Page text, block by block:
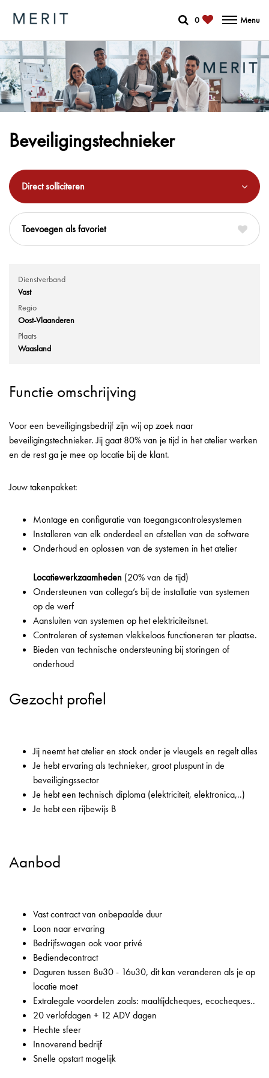
0 Menu
Beveiligingstechnieker
Direct solliciteren
favoriet
Dienstverband
Vast
Regio
Oost-Vlaanderen
Plaats
Waasland
Functie omschrijving
Voor een beveiligingsbedrijf zijn wij op zoek naar
beveiligingstechnieker. Jij gaat 80% van je tijd in het atelier werken
en de rest ga je mee op locatie bij de klant.
Jouw takenpakket:
Montage en configuratie van toegangscontrolesystemen
Installeren van elk onderdeel en afstellen van de software
Onderhoud en oplossen van de systemen in het atelier
Locatiewerkzaamheden (20% van de tijd)
Ondersteunen van collega’s bij de installatie van systemen
op de werf
Aansluiten van systemen op het elektriciteitsnet.
Controleren of systemen vlekkeloos functioneren ter plaatse.
Bieden van technische ondersteuning bij storingen of
onderhoud
Gezocht profiel
Jij neemt het atelier en stock onder je vleugels en regelt alles
Je hebt ervaring als technieker, groot pluspunt in de
beveiligingssector
Je hebt een technisch diploma (elektriciteit, elektronica,..)
Je hebt een rijbewijs B
Aanbod
Vast contract van onbepaalde duur
Loon naar ervaring
Bedrijfswagen ook voor privé
Bediendecontract
Daguren tussen 8u30 - 16u30, dit kan veranderen als je op
locatie moet
Extralegale voordelen zoals: maaltijdcheques, ecocheques..
20 verlofdagen + 12 ADV dagen
Hechte sfeer
Innoverend bedrijf
Snelle opstart mogelijk